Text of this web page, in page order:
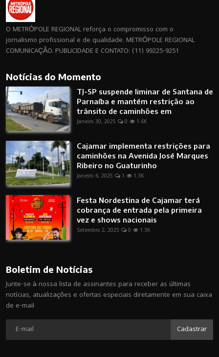
O METRÓPOLE REGIONAL reforça o compromisso com o
jornalismo profissional e de qualidade. METRÓPOLE REGIONAL
COMUNICAÇÃO. PUBLICIDADE E CONTATO: (11) 99225-9251
Notícias do Momento
TJ-SP suspende liminar de Santana de
Parnaíba e mantém restrição ao
trânsito de caminhões em
Janeiro 30, 2025
0 1.6K
Cajamar implementa restrições para
caminhões na Avenida José Marques
Ribeiro no Guaturinho
Janeiro 6, 2025
1 1.3K
Festa Nordestina de Cajamar terá
cobrança de entrada pela primeira
vez e shows nacionais
Setembro 2, 2025
0 1.3K
Boletim de Notícias
Junte-se à nossa lista de assinantes para receber as últimas
notícias, atualizações e ofertas especiais diretamente em sua caixa
de e-mail
Cadastrar